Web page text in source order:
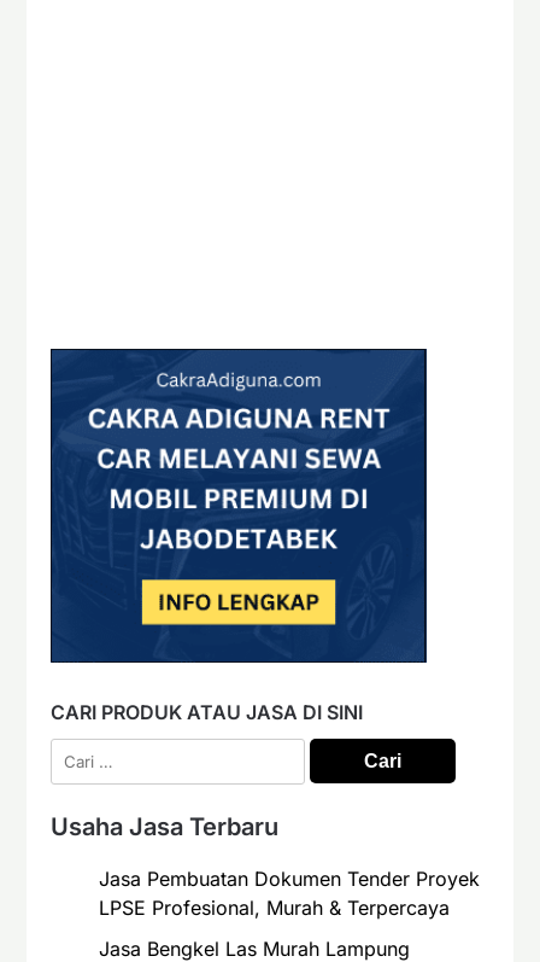
CARI PRODUK ATAU JASA DI SINI
Cari
untuk:
Usaha Jasa Terbaru
Jasa Pembuatan Dokumen Tender Proyek
LPSE Profesional, Murah & Terpercaya
Jasa Bengkel Las Murah Lampung